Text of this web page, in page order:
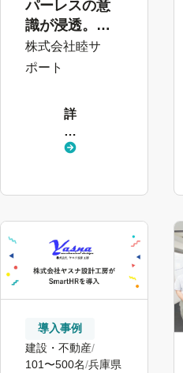
パーレスの意
識が浸透。よ
り生産性の高
い職場環境を
株式会社睦サ
ポート
詳
し
く
導入事例
建設・不動産
101〜500名 兵庫県